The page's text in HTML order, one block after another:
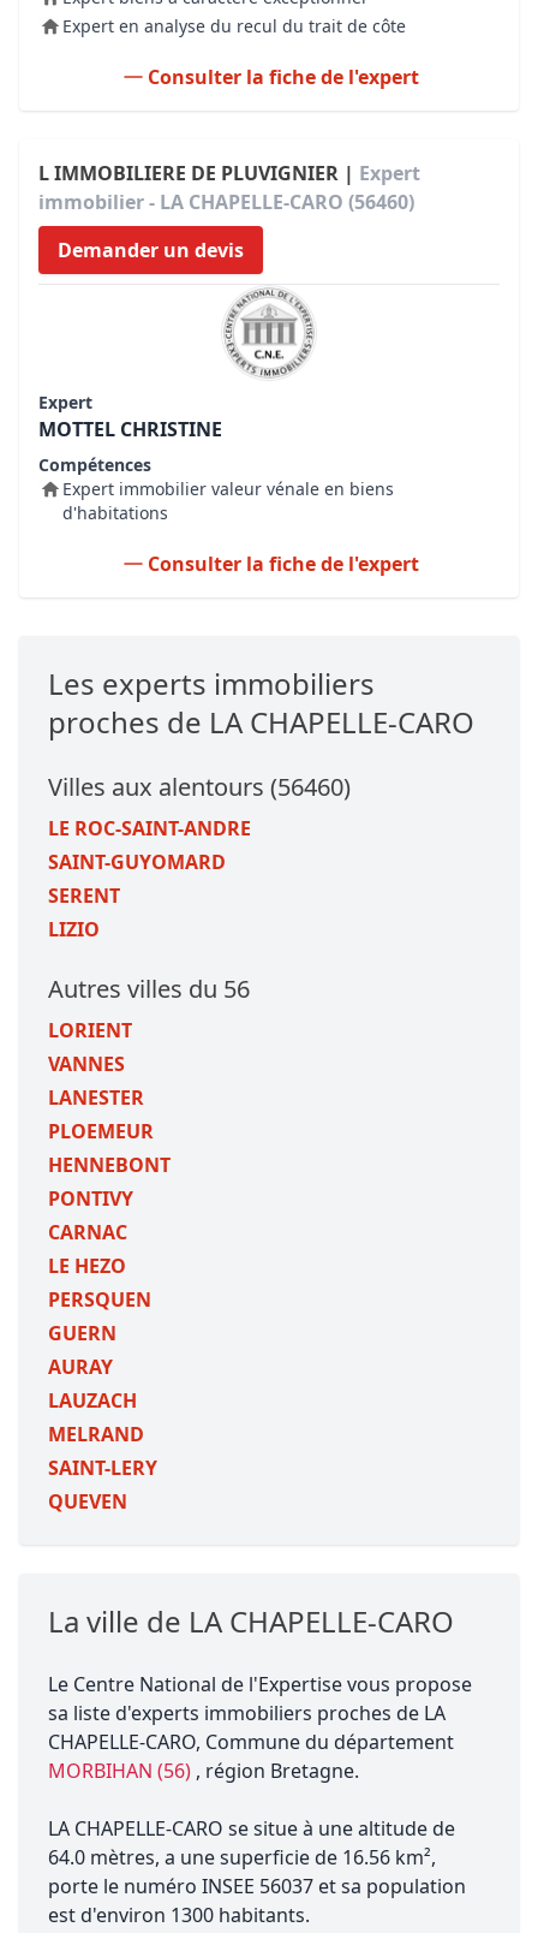
Expert en analyse du recul du trait de côte
Consulter la fiche de l'expert
L IMMOBILIERE DE PLUVIGNIER | Expert
immobilier - LA CHAPELLE-CARO (56460)
Demander un devis
Expert
MOTTEL CHRISTINE
Compétences
Expert immobilier valeur vénale en biens
d'habitations
Consulter la fiche de l'expert
Les experts immobiliers
proches de LA CHAPELLE-CARO
Villes aux alentours (56460)
LE ROC-SAINT-ANDRE
SAINT-GUYOMARD
SERENT
LIZIO
Autres villes du 56
LORIENT
VANNES
LANESTER
PLOEMEUR
HENNEBONT
PONTIVY
CARNAC
LE HEZO
PERSQUEN
GUERN
AURAY
LAUZACH
MELRAND
SAINT-LERY
QUEVEN
La ville de LA CHAPELLE-CARO
Le Centre National de l'Expertise vous propose
sa liste d'experts immobiliers proches de LA
CHAPELLE-CARO, Commune du département
MORBIHAN (56) , région Bretagne.
LA CHAPELLE-CARO se situe à une altitude de
64.0 mètres, a une superficie de 16.56 km²,
porte le numéro INSEE 56037 et sa population
est d'environ 1300 habitants.